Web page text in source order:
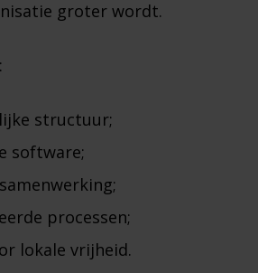
groter wordt.
structuur;
software;
processen;
lokale vrijheid.